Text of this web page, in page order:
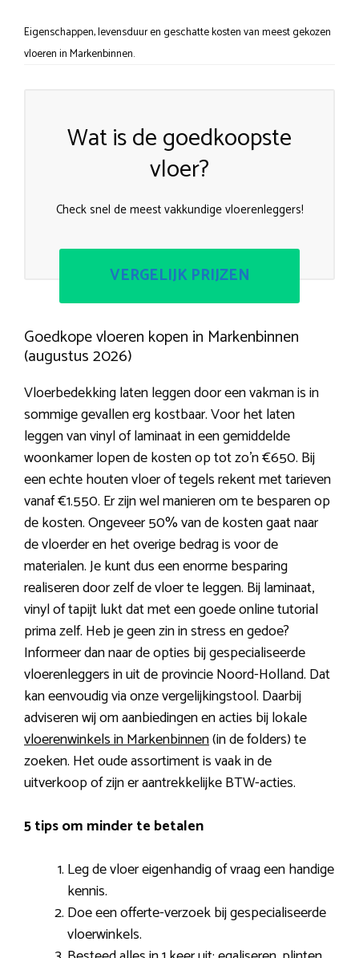
Eigenschappen, levensduur en geschatte kosten van meest gekozen
vloeren in Markenbinnen.
Wat is de goedkoopste
vloer?
Check snel de meest vakkundige vloerenleggers!
VERGELIJK PRIJZEN
Goedkope vloeren kopen in Markenbinnen
(augustus 2026)
Vloerbedekking laten leggen door een vakman is in
sommige gevallen erg kostbaar. Voor het laten
leggen van vinyl of laminaat in een gemiddelde
woonkamer lopen de kosten op tot zo’n €650. Bij
een echte houten vloer of tegels rekent met tarieven
vanaf €1.550. Er zijn wel manieren om te besparen op
de kosten. Ongeveer 50% van de kosten gaat naar
de vloerder en het overige bedrag is voor de
materialen. Je kunt dus een enorme besparing
realiseren door zelf de vloer te leggen. Bij laminaat,
vinyl of tapijt lukt dat met een goede online tutorial
prima zelf. Heb je geen zin in stress en gedoe?
Informeer dan naar de opties bij gespecialiseerde
vloerenleggers in uit de provincie Noord-Holland. Dat
kan eenvoudig via onze vergelijkingstool. Daarbij
adviseren wij om aanbiedingen en acties bij lokale
vloerenwinkels in Markenbinnen(in de folders) te
zoeken. Het oude assortiment is vaak in de
uitverkoop of zijn er aantrekkelijke BTW-acties.
5 tips om minder te betalen
Leg de vloer eigenhandig of vraag een handige
kennis.
Doe een offerte-verzoek bij gespecialiseerde
vloerwinkels.